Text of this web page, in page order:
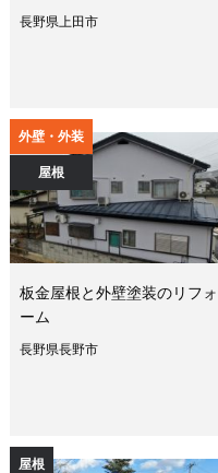
長野県上田市
外壁・外装
屋根
板金屋根と外壁塗装のリフォ
ーム
長野県長野市
屋根